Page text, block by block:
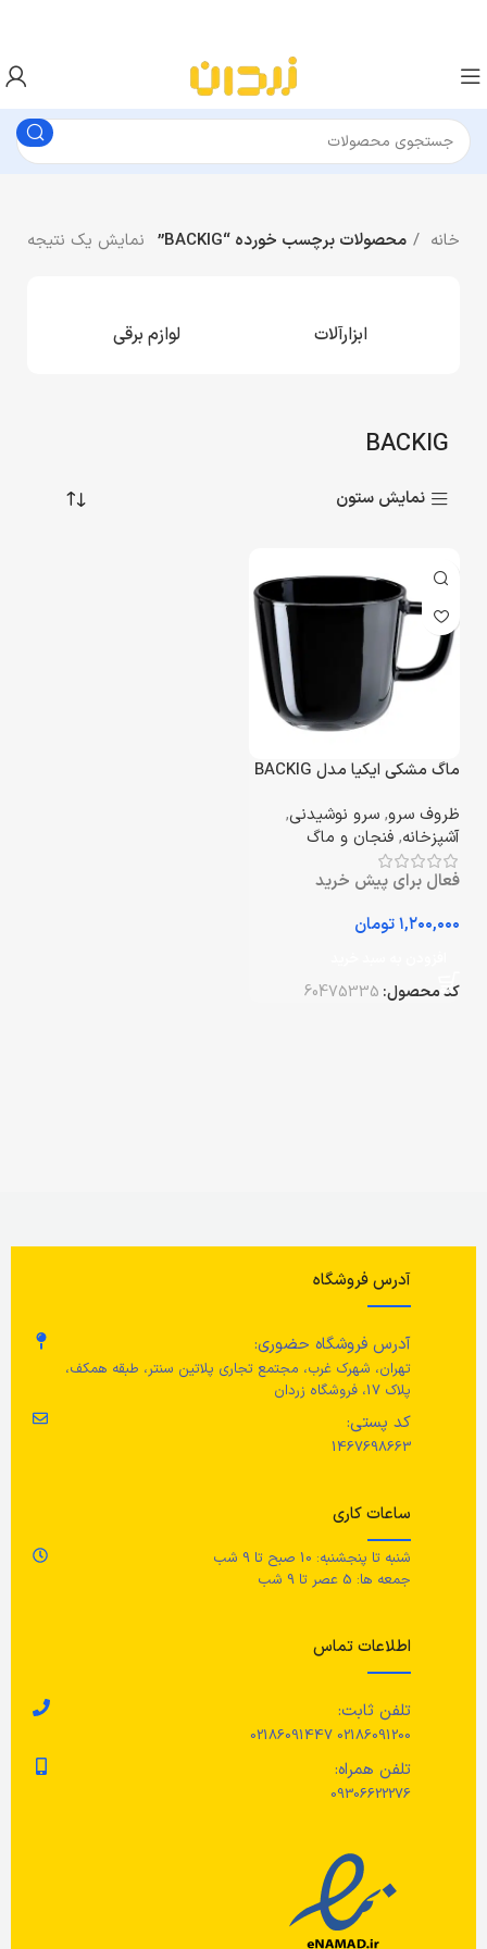
خانه محصولات برچسب خورده “BACKIG” نمایش یک نتیجه
ابزارآلات لوازم برقی
BACKIG
نمایش ستون
ماگ مشکی ایکیا مدل BACKIG
ظروف سرو, سرو نوشیدنی,
آشپزخانه, فنجان و ماگ
فعال برای پیش خرید
تومان
کد محصول: 60475335
آدرس فروشگاه
آدرس فروشگاه حضوری:
تهران، شهرک غرب، مجتمع تجاری پلاتین سنتر، طبقه همکف،
پلاک 17، فروشگاه زردان
کد پستی:
1467698663
ساعات کاری
شنبه تا پنجشنبه: 10 صبح تا 9 شب
جمعه ها: 5 عصر تا 9 شب
اطلاعات تماس
تلفن ثابت:
02186091200 02186091447
تلفن همراه:
09306622276